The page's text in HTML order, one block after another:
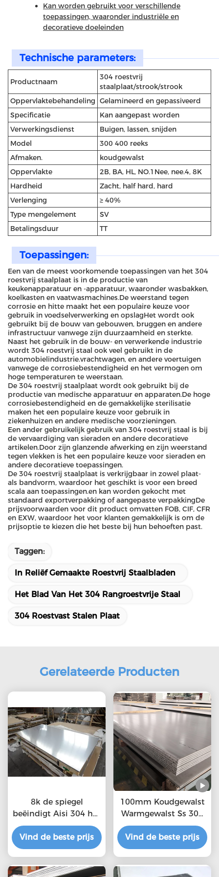
Kan worden gebruikt voor verschillende
toepassingen, waaronder industriële en
decoratieve doeleinden
Technische parameters:
Productnaam
304 roestvrij
staalplaat/strook/strook
Oppervlaktebehandeling Gelamineerd en gepassiveerd
Specificatie
Kan aangepast worden
Verwerkingsdienst
Buigen, lassen, snijden
Model
300 400 reeks
Afmaken.
koudgewalst
Oppervlakte
2B, BA, HL, NO.1Nee, nee.4, 8K
Hardheid
Zacht, half hard, hard
Verlenging
≥ 40%
Type mengelement
SV
Betalingsduur
TT
Toepassingen:
Een van de meest voorkomende toepassingen van het 304
roestvrij staalplaat is in de productie van
keukenapparatuur en -apparatuur, waaronder wasbakken,
koelkasten en vaatwasmachines.De weerstand tegen
corrosie en hitte maakt het een populaire keuze voor
gebruik in voedselverwerking en opslagHet wordt ook
gebruikt bij de bouw van gebouwen, bruggen en andere
infrastructuur vanwege zijn duurzaamheid en sterkte.
Naast het gebruik in de bouw- en verwerkende industrie
wordt 304 roestvrij staal ook veel gebruikt in de
automobielindustrie.vrachtwagen, en andere voertuigen
vanwege de corrosiebestendigheid en het vermogen om
hoge temperaturen te weerstaan.
De 304 roestvrij staalplaat wordt ook gebruikt bij de
productie van medische apparatuur en apparaten.De hoge
corrosiebestendigheid en de gemakkelijke sterilisatie
maken het een populaire keuze voor gebruik in
ziekenhuizen en andere medische voorzieningen.
Een ander gebruikelijk gebruik van 304 roestvrij staal is bij
de vervaardiging van sieraden en andere decoratieve
artikelen.Door zijn glanzende afwerking en zijn weerstand
tegen vlekken is het een populaire keuze voor sieraden en
andere decoratieve toepassingen.
De 304 roestvrij staalplaat is verkrijgbaar in zowel plaat-
als bandvorm, waardoor het geschikt is voor een breed
scala aan toepassingen.en kan worden gekocht met
standaard exportverpakking of aangepaste verpakkingDe
prijsvoorwaarden voor dit product omvatten FOB, CIF, CFR
en EXW, waardoor het voor klanten gemakkelijk is om de
prijsoptie te kiezen die het beste bij hun behoeften past.
Taggen:
In Reliëf Gemaakte Roestvrij Staalbladen
Het Blad Van Het 304 Rangroestvrije Staal
304 Roestvast Stalen Plaat
Gerelateerde Producten
8k de spiegel
beëindigt Aisi 304 het
Roestvrije staalplaat
van het Roestvrij
staalblad 316L
Vind de beste prijs
100mm Koudgewalst
Warmgewalst Ss 304
Blad
Vind de beste prijs